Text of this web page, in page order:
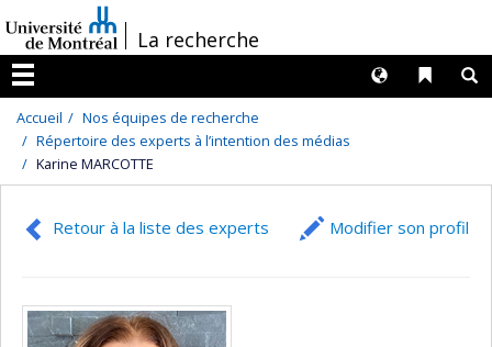
au
contenu
/La recherche
Menu
Liens
Langues
Accueil
Nos équipes de recherche
Répertoire des experts à l’intention des médias
Karine MARCOTTE
Retour à la liste des experts Modifier son profil